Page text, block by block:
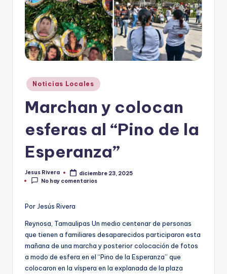
Publicado
en
Noticias Locales
Marchan y colocan
esferas al “Pino de la
Esperanza”
Publicado
por
Jesus Rivera
diciembre 23, 2025
No hay comentarios
Por Jesús Rivera
Reynosa, Tamaulipas Un medio centenar de personas
que tienen a familiares desaparecidos participaron esta
mañana de una marcha y posterior colocación de fotos
a modo de esfera en el “Pino de la Esperanza” que
colocaron en la víspera en la explanada de la plaza